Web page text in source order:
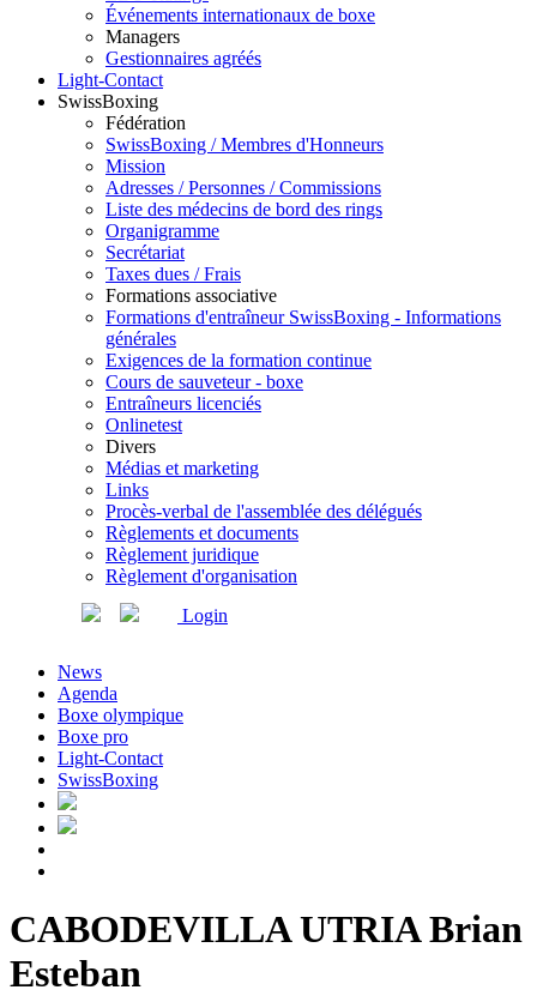
Événements internationaux de boxe
Managers
Gestionnaires agréés
Light-Contact
SwissBoxing
Fédération
SwissBoxing / Membres d'Honneurs
Mission
Adresses / Personnes / Commissions
Liste des médecins de bord des rings
Organigramme
Secrétariat
Taxes dues / Frais
Formations associative
Formations d'entraîneur SwissBoxing - Informations
générales
Exigences de la formation continue
Cours de sauveteur - boxe
Entraîneurs licenciés
Onlinetest
Divers
Médias et marketing
Links
Procès-verbal de l'assemblée des délégués
Règlements et documents
Règlement juridique
Règlement d'organisation
Login
News
Agenda
Boxe olympique
Boxe pro
Light-Contact
SwissBoxing
CABODEVILLA UTRIA Brian
Esteban